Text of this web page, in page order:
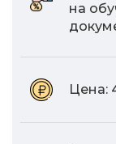
на
Цена: